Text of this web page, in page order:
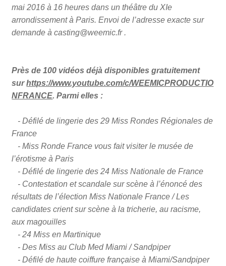
mai 2016 à 16 heures dans un théâtre du XIe
arrondissement à Paris. Envoi de l’adresse exacte sur
demande à casting@weemic.fr .
Près de 100 vidéos déjà disponibles gratuitement
surhttps://www.youtube.com/c/WEEMICPRODUCTIO
NFRANCE. Parmi elles :
- Défilé de lingerie des 29 Miss Rondes Régionales de
France
- Miss Ronde France vous fait visiter le musée de
l’érotisme à Paris
- Défilé de lingerie des 24 Miss Nationale de France
- Contestation et scandale sur scène à l’énoncé des
résultats de l’élection Miss Nationale France / Les
candidates crient sur scène à la tricherie, au racisme,
aux magouilles
- 24 Miss en Martinique
- Des Miss au Club Med Miami / Sandpiper
- Défilé de haute coiffure française à Miami/Sandpiper